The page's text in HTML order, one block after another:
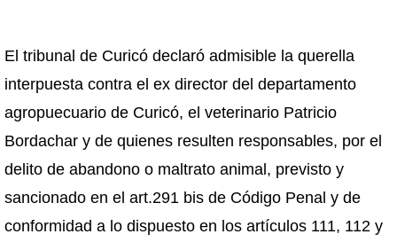
El tribunal de Curicó declaró admisible la querella
interpuesta contra el ex director del departamento
agropuecuario de Curicó, el veterinario Patricio
Bordachar y de quienes resulten responsables, por el
delito de abandono o maltrato animal, previsto y
sancionado en el art.291 bis de Código Penal y de
conformidad a lo dispuesto en los artículos 111, 112 y